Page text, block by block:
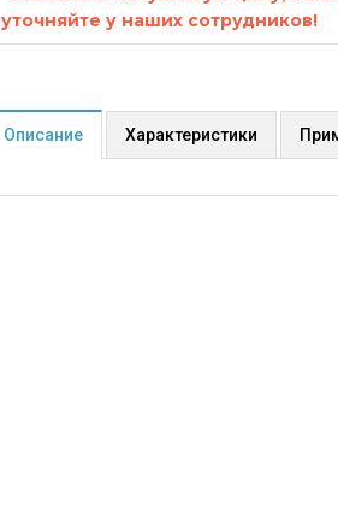
уточняйте у наших сотрудников!
Описание Характеристики